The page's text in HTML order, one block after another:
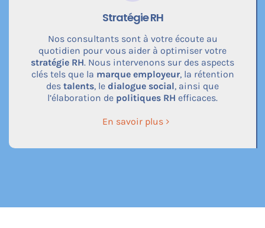
Stratégie RH
Nos consultants sont à votre écoute au
quotidien pour vous aider à optimiser votre
stratégie RH. Nous intervenons sur des aspects
clés tels que la marque employeur, la rétention
des talents, le dialogue social, ainsi que
l’élaboration de politiques RH efficaces.
En savoir plus